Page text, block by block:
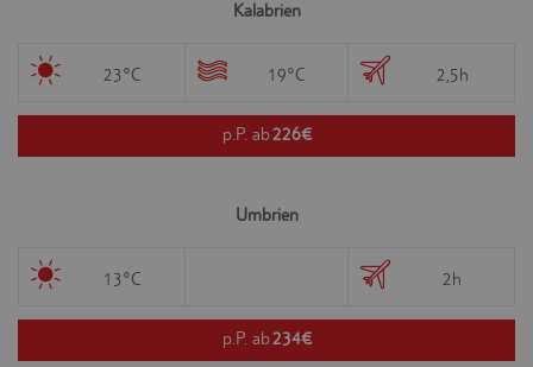
Kalabrien
23°C 19°C 2,5h
p.P. ab226€
Umbrien
13°C 2h
p.P. ab234€